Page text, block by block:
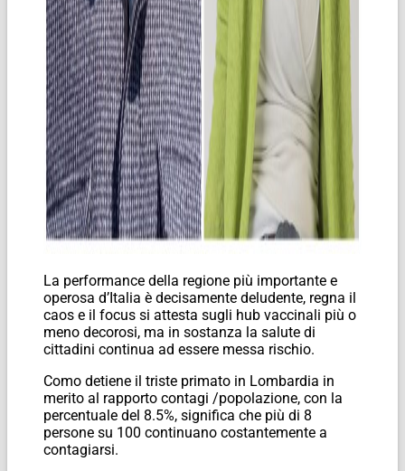
La performance della regione più importante e
operosa d’Italia è decisamente deludente, regna il
caos e il focus si attesta sugli hub vaccinali più o
meno decorosi, ma in sostanza la salute di
cittadini continua ad essere messa rischio.
Como detiene il triste primato in Lombardia in
merito al rapporto contagi /popolazione, con la
percentuale del 8.5%, significa che più di 8
persone su 100 continuano costantemente a
contagiarsi.